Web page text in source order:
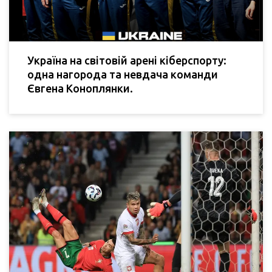
Україна на світовій арені кіберспорту:
одна нагорода та невдача команди
Євгена Коноплянки.